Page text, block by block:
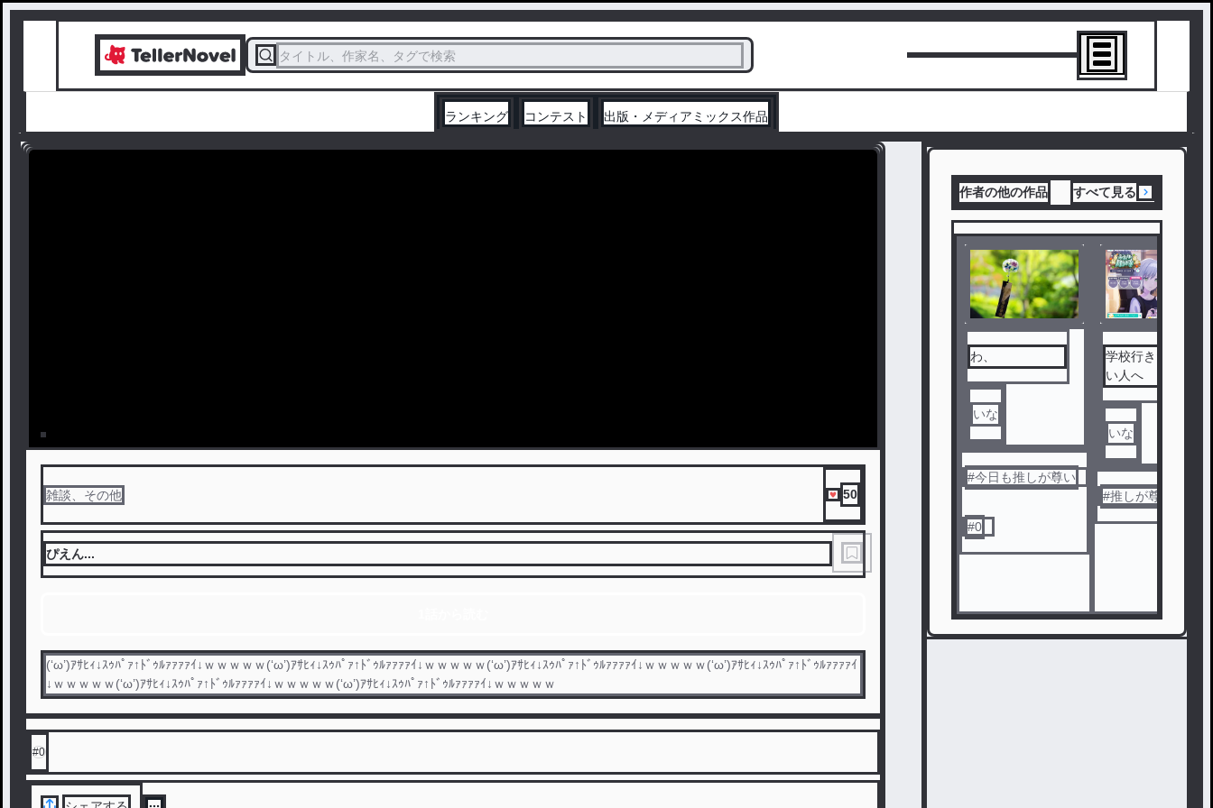
タイトル、作家名、タグで検索
ランキング コンテスト 出版・メディアミックス作品
雑談、その他 50
ぴえん...
(‘ω’)ｱｻﾋｨ↓ｽｩﾊﾟｧ↑ﾄﾞｩﾙｧｧｧｧｲ↓ｗｗｗｗｗ(‘ω’)ｱｻﾋｨ↓ｽｩﾊﾟｧ↑ﾄﾞｩﾙｧｧｧｧｲ↓ｗｗｗｗｗ(‘ω’)ｱｻﾋｨ↓ｽｩﾊﾟｧ↑ﾄﾞｩﾙｧｧｧｧｲ↓ｗｗｗｗｗ(‘ω’)ｱｻﾋｨ↓ｽｩﾊﾟｧ↑ﾄﾞｩﾙｧｧｧｧｲ
↓ｗｗｗｗｗ(‘ω’)ｱｻﾋｨ↓ｽｩﾊﾟｧ↑ﾄﾞｩﾙｧｧｧｧｲ↓ｗｗｗｗｗ(‘ω’)ｱｻﾋｨ↓ｽｩﾊﾟｧ↑ﾄﾞｩﾙｧｧｧｧｲ↓ｗｗｗｗｗ
#0
作者の他の作品 すべて見る
わ、
いな
#今日も推しが尊い
#0
学校行きたくな
い人へ
いな
#推しが尊い